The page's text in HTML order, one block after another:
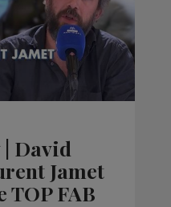
David
Jamet
FAB